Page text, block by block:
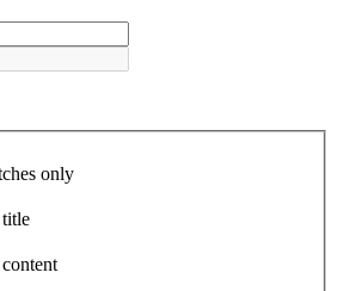
only
title